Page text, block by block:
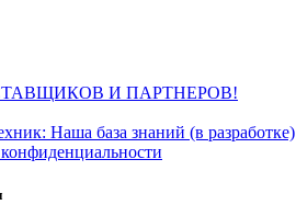
И ПАРТНЕРОВ!
Наша база знаний (в разработке)